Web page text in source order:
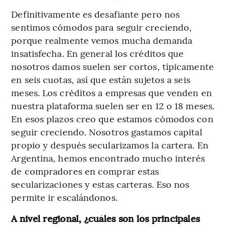
Definitivamente es desafiante pero nos
sentimos cómodos para seguir creciendo,
porque realmente vemos mucha demanda
insatisfecha. En general los créditos que
nosotros damos suelen ser cortos, típicamente
en seis cuotas, así que están sujetos a seis
meses. Los créditos a empresas que venden en
nuestra plataforma suelen ser en 12 o 18 meses.
En esos plazos creo que estamos cómodos con
seguir creciendo. Nosotros gastamos capital
propio y después secularizamos la cartera. En
Argentina, hemos encontrado mucho interés
de compradores en comprar estas
secularizaciones y estas carteras. Eso nos
permite ir escalándonos.
A nivel regional, ¿cuáles son los principales